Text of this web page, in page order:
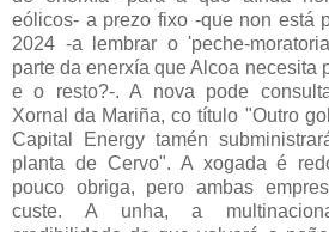
eólicos- a prezo fixo -que non está
2024 -a lembrar o 'peche-
parte da enerxía que Alcoa necesita
e o resto?-. A nova pode
Xornal da Mariña, co título "Outro
Capital Energy tamén
planta de Cervo". A xogada é
pouco obriga, pero ambas
custe. A unha, a